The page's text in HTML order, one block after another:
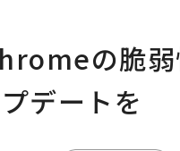
の脆
デートを